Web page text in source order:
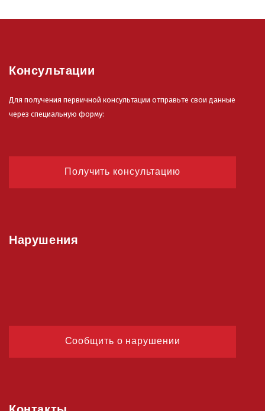
Консультации
Для получения первичной консультации отправьте свои данные
через специальную форму:
Получить консультацию
Нарушения
Сообщить о нарушении